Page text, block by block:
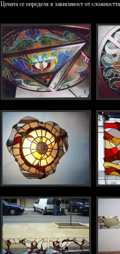
Цената се определя в зависимост от